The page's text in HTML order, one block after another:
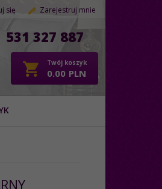
się Zarejestruj mnie
531 327 887
Twój koszyk
0.00 PLN